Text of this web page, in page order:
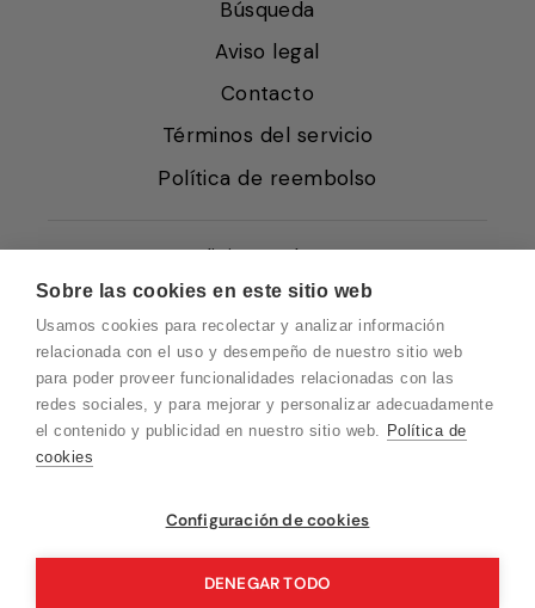
Sobre las cookies en este sitio web
Usamos cookies para recolectar y analizar información
relacionada con el uso y desempeño de nuestro sitio web
para poder proveer funcionalidades relacionadas con las
redes sociales, y para mejorar y personalizar adecuadamente
el contenido y publicidad en nuestro sitio web. Política de
cookies
Configuración de cookies
DENEGAR TODO
Búsqueda
Aviso legal
Contacto
Términos del servicio
Política de reembolso
Condiciones de Venta
Quiénes somos
Política de Cookies
Protección de Datos
Blog EN
Blog DE
Blog IT
Vuelvo en un momento. Recuerda que
nuestro horario de atención al cliente es de